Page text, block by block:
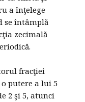
a înţelege
se întâmplă
zecimală
fracţiei
putere a lui 5
2 şi 5, atunci